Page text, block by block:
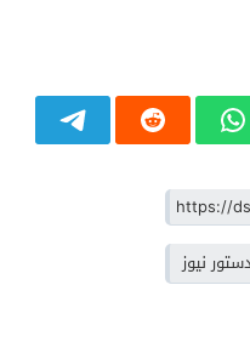
نيوز